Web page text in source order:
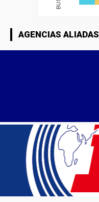
AGENCIAS ALIADAS